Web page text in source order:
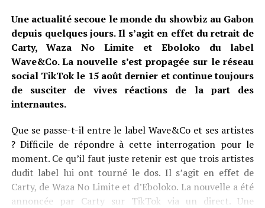
Une actualité secoue le monde du showbiz au Gabon
depuis quelques jours. Il s’agit en effet du retrait de
Carty, Waza No Limite et Eboloko du label
Wave&Co. La nouvelle s’est propagée sur le réseau
social TikTok le 15 août dernier et continue toujours
de susciter de vives réactions de la part des
internautes.
Que se passe-t-il entre le label Wave&Co et ses artistes
? Difficile de répondre à cette interrogation pour le
moment. Ce qu’il faut juste retenir est que trois artistes
dudit label lui ont tourné le dos. Il s’agit en effet de
Carty, de Waza No Limite et d’Eboloko. La nouvelle a été
annoncée par Carty sur TikTok via un direct. Une